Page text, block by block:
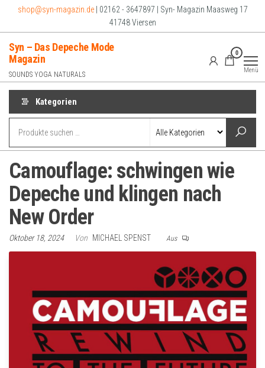
springen
shop@syn-magazin.de| 02162 - 3647897 | Syn- Magazin Maasweg 17
41748 Viersen
Syn – Das Depeche Mode
Magazin
SOUNDS YOGA NATURALS
0
Menü
Kategorien
Camouflage: schwingen wie
Depeche und klingen nach
New Order
Oktober 18, 2024 Von MICHAEL SPENST Aus